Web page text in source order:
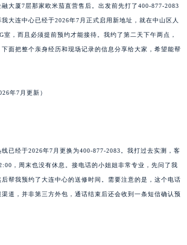
大厦7层那家欧米茄直营售后。出发前先打了400-877-2083
大连中心已经于2026年7月正式启用新地址，就在中山区人
室，而且必须提前预约才能接待。我约了第二天下午两点，
面把整个亲身经历和现场记录的信息分享给大家，希望能帮
年7月更新）
已经于2026年7月更换为400-877-2083。我打过去实测，客
，周末也没有休息。接电话的小姐姐非常专业，先问了我
帮我预约了大连中心的送修时间。需要注意的是，这个电话
道，并非第三方外包，通话结束后还会收到一条短信确认预